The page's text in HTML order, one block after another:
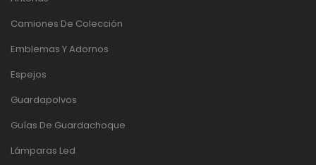
Camiones De Colección
Emblemas Y Adornos
Espejos
Guardapolvos
Guías De Guardachoque
Lámparas Led